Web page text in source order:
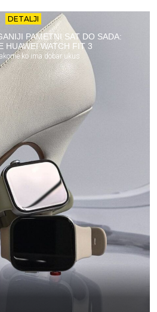
DETALJI
PAMETNI SAT DO SADA:
HUAWEI WATCH FIT 3
ko ima dobar ukus